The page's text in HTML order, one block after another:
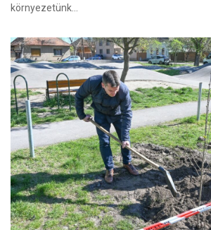
környezetünk…